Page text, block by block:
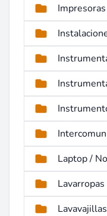
Impresoras
Laptop /
Lavavajillas